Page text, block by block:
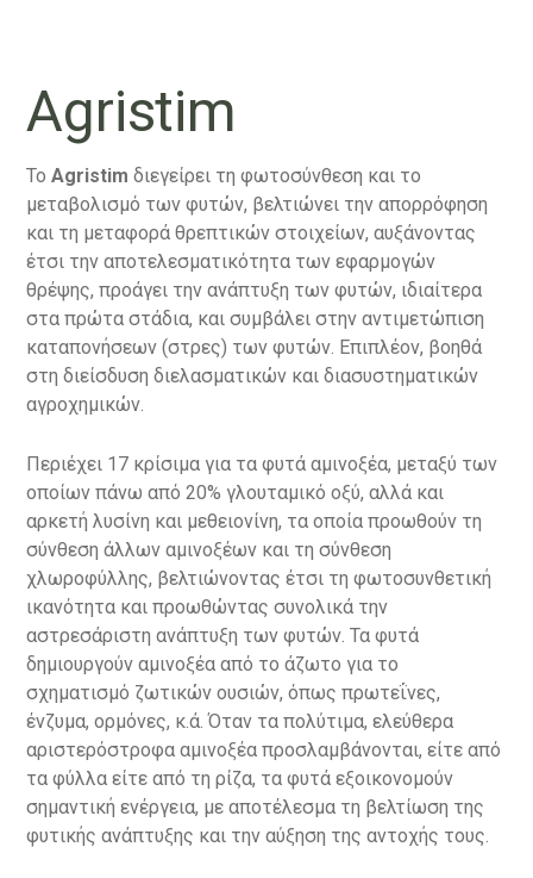
Agristim
ΤοAgristim διεγείρει τη φωτοσύνθεση και το
μεταβολισμό των φυτών, βελτιώνει την απορρόφηση
και τη μεταφορά θρεπτικών στοιχείων, αυξάνοντας
έτσι την αποτελεσματικότητα των εφαρμογών
θρέψης, προάγει την ανάπτυξη των φυτών, ιδιαίτερα
στα πρώτα στάδια, και συμβάλει στην αντιμετώπιση
καταπονήσεων (στρες) των φυτών. Επιπλέον, βοηθά
στη διείσδυση διελασματικών και διασυστηματικών
αγροχημικών.
Περιέχει 17 κρίσιμα για τα φυτά αμινοξέα, μεταξύ των
οποίων πάνω από 20% γλουταμικό οξύ, αλλά και
αρκετή λυσίνη και μεθειονίνη, τα οποία προωθούν τη
σύνθεση άλλων αμινοξέων και τη σύνθεση
χλωροφύλλης, βελτιώνοντας έτσι τη φωτοσυνθετική
ικανότητα και προωθώντας συνολικά την
αστρεσάριστη ανάπτυξη των φυτών. Τα φυτά
δημιουργούν αμινοξέα από το άζωτο για το
σχηματισμό ζωτικών ουσιών, όπως πρωτεΐνες,
ένζυμα, ορμόνες, κ.ά. Όταν τα πολύτιμα, ελεύθερα
αριστερόστροφα αμινοξέα προσλαμβάνονται, είτε από
τα φύλλα είτε από τη ρίζα, τα φυτά εξοικονομούν
σημαντική ενέργεια, με αποτέλεσμα τη βελτίωση της
φυτικής ανάπτυξης και την αύξηση της αντοχής τους.